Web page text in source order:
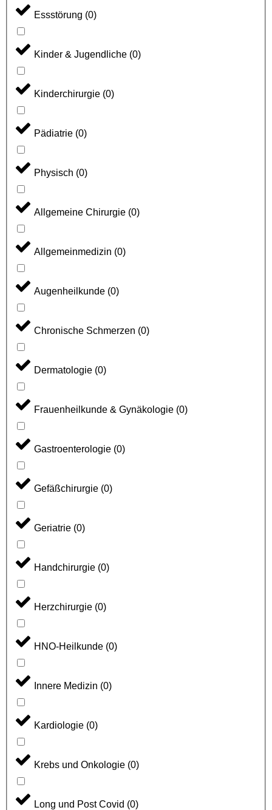
Essstörung (0)
Kinder & Jugendliche (0)
Kinderchirurgie (0)
Pädiatrie (0)
Physisch (0)
Allgemeine Chirurgie (0)
Allgemeinmedizin (0)
Augenheilkunde (0)
Chronische Schmerzen (0)
Dermatologie (0)
Frauenheilkunde & Gynäkologie (0)
Gastroenterologie (0)
Gefäßchirurgie (0)
Geriatrie (0)
Handchirurgie (0)
Herzchirurgie (0)
HNO-Heilkunde (0)
Innere Medizin (0)
Kardiologie (0)
Krebs und Onkologie (0)
Long und Post Covid (0)